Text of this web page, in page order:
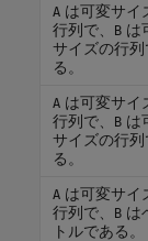
Aは可変サイ
行列で、
Bは
サイズの行列
る。
Aは可変サイ
行列で、
Bは
サイズの行列
る。
Aは可変サイ
行列で、
Bは
トルである。